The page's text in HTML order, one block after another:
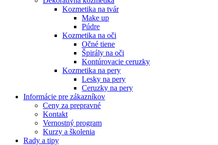
Kozmetika na tvár
Make up
Púdre
Kozmetika na oči
Očné tiene
Špirály na oči
Kontúrovacie ceruzky
Kozmetika na pery
Lesky na pery
Ceruzky na pery
Informácie pre zákazníkov
Ceny za prepravné
Kontakt
Vernostný program
Kurzy a školenia
Rady a tipy